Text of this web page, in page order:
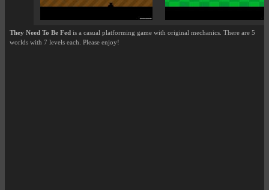
They Need To Be Fed is a casual platforming game with original mechanics. There are 5
worlds with 7 levels each. Please enjoy!